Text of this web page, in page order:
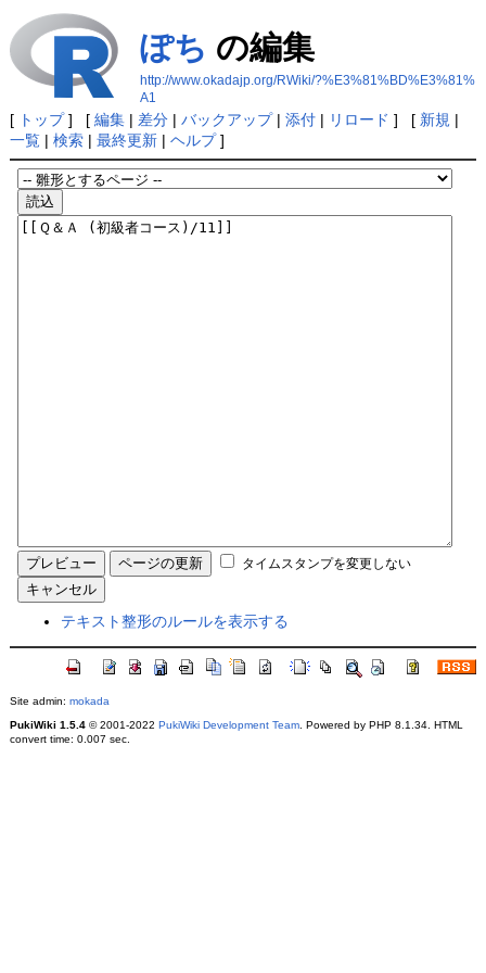
ぽち の編集
http://www.okadajp.org/RWiki/?%E3%81%BD%E3%81%
A1
[ トップ] [ 編集| 差分| バックアップ| 添付| リロード ] [ 新規 |
一覧| 検索| 最終更新| ヘルプ]
タイムスタンプを変更しない
テキスト整形のルールを表示する
Site admin: mokada
PukiWiki 1.5.4© 2001-2022 PukiWiki Development Team. Powered by PHP 8.1.34. HTML
convert time: 0.007 sec.